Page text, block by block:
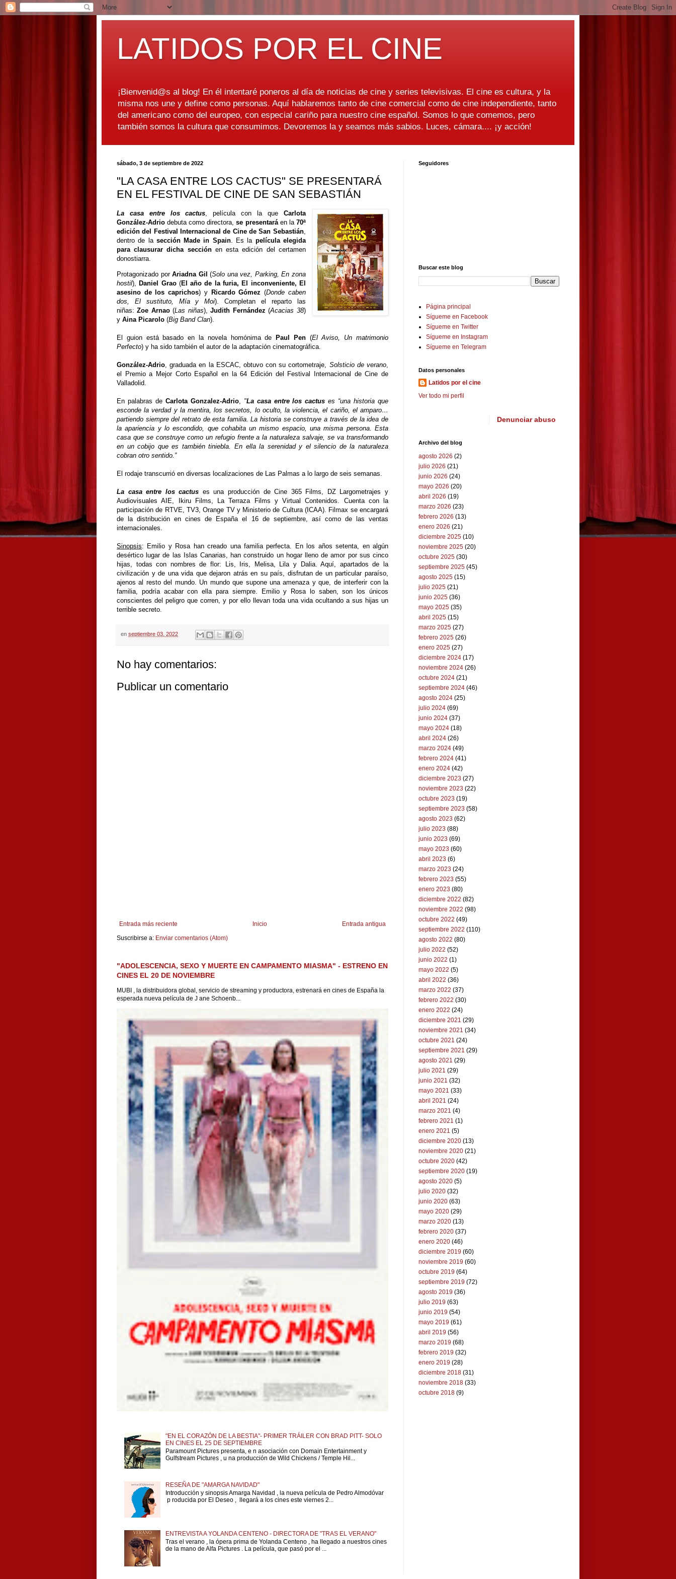
LATIDOS POR EL CINE
¡Bienvenid@s al blog! En él intentaré poneros al día de noticias de cine y series televisivas. El cine es cultura, y la
misma nos une y define como personas. Aquí hablaremos tanto de cine comercial como de cine independiente, tanto
del americano como del europeo, con especial cariño para nuestro cine español. Somos lo que comemos, pero
también somos la cultura que consumimos. Devoremos la y seamos más sabios. Luces, cámara.... ¡y acción!
sábado, 3 de septiembre de 2022
"LA CASA ENTRE LOS CACTUS" SE PRESENTARÁ
EN EL FESTIVAL DE CINE DE SAN SEBASTIÁN
La casa entre los cactus, película con la que Carlota
González-Adrio debuta como directora,se presentaráen la 70ª
edición del Festival Internacional de Cine de San Sebastián,
dentro de la sección Made in Spain. Es la película elegida
para clausurar dicha secciónen esta edición del certamen
donostiarra.
Protagonizado porAriadna Gil (Solo una vez, Parking, En zona
hostil), Daniel Grao(El año de la furia, El inconveniente, El
asesino de los caprichos) y Ricardo Gómez (Donde caben
dos, El sustituto, Mía y Moi). Completan el reparto las
niñas:Zoe Arnao(Las niñas),Judith Fernández (Acacias 38)
y Aina Picarolo (Big Band Clan).
El guion está basado en la novela homónima de Paul Pen(El Aviso, Un matrimonio
Perfecto) y ha sido también el autor de la adaptación cinematográfica.
González-Adrio, graduada en la ESCAC, obtuvo con su cortometraje, Solsticio de verano,
el Premio a Mejor Corto Español en la 64 Edición del Festival Internacional de Cine de
Valladolid.
En palabras de Carlota Gonzalez-Adrio, "La casa entre los cactus es “una historia que
esconde la verdad y la mentira, los secretos, lo oculto, la violencia, el cariño, el amparo…
partiendo siempre del retrato de esta familia. La historia se construye a través de la idea de
la apariencia y lo escondido, que cohabita un mismo espacio, una misma persona. Esta
casa que se construye como un refugio frente a la naturaleza salvaje, se va transformando
en un cobijo que es también tiniebla. En ella la serenidad y el silencio de la naturaleza
cobran otro sentido.”
El rodaje transcurrió en diversas localizaciones de Las Palmas a lo largo de seis semanas.
La casa entre los cactus es una producción de Cine 365 Films, DZ Largometrajes y
Audiovisuales AIE, Ikiru Films, La Terraza Films y Virtual Contenidos. Cuenta con la
participación de RTVE, TV3, Orange TV y Ministerio de Cultura (ICAA). Filmax se encargará
de la distribución en cines de España el 16 de septiembre, así como de las ventas
internacionales.
Sinopsis: Emilio y Rosa han creado una familia perfecta. En los años setenta, en algún
desértico lugar de las Islas Canarias, han construido un hogar lleno de amor por sus cinco
hijas, todas con nombres de flor: Lis, Iris, Melisa, Lila y Dalia. Aquí, apartados de la
civilización y de una vida que dejaron atrás en su país, disfrutan de un particular paraíso,
ajenos al resto del mundo. Un mundo que supone una amenaza y que, de interferir con la
familia, podría acabar con ella para siempre. Emilio y Rosa lo saben, son los únicos
conscientes del peligro que corren, y por ello llevan toda una vida ocultando a sus hijas un
terrible secreto.
en septiembre 03, 2022
No hay comentarios:
Publicar un comentario
Entrada más reciente Entrada antigua
Inicio
Suscribirse a: Enviar comentarios (Atom)
"ADOLESCENCIA, SEXO Y MUERTE EN CAMPAMENTO MIASMA" - ESTRENO EN
CINES EL 20 DE NOVIEMBRE
MUBI , la distribuidora global, servicio de streaming y productora, estrenará en cines de España la
esperada nueva película de J ane Schoenb...
"EN EL CORAZÓN DE LA BESTIA"- PRIMER TRÁILER CON BRAD PITT- SOLO
EN CINES EL 25 DE SEPTIEMBRE
Paramount Pictures presenta, e n asociación con Domain Entertainment y
Gulfstream Pictures , u na producción de Wild Chickens / Temple Hil...
RESEÑA DE "AMARGA NAVIDAD"
Introducción y sinopsis Amarga Navidad , la nueva película de Pedro Almodóvar
p roducida por El Deseo , llegará a los cines este viernes 2...
ENTREVISTA A YOLANDA CENTENO - DIRECTORA DE "TRAS EL VERANO"
Tras el verano , la ópera prima de Yolanda Centeno , ha llegado a nuestros cines
de la mano de Alfa Pictures . La película, que pasó por el ...
Seguidores
Buscar este blog
Página principal
Sígueme en Facebook
Sígueme en Twitter
Sígueme en Instagram
Sígueme en Telegram
Datos personales
Latidos por el cine
Ver todo mi perfil
Denunciar abuso
Archivo del blog
agosto 2026 (2)
julio 2026 (21)
junio 2026 (24)
mayo 2026 (20)
abril 2026 (19)
marzo 2026 (23)
febrero 2026 (13)
enero 2026 (21)
diciembre 2025 (10)
noviembre 2025 (20)
octubre 2025 (30)
septiembre 2025 (45)
agosto 2025 (15)
julio 2025 (21)
junio 2025 (36)
mayo 2025 (35)
abril 2025 (15)
marzo 2025 (27)
febrero 2025 (26)
enero 2025 (27)
diciembre 2024 (17)
noviembre 2024 (26)
octubre 2024 (21)
septiembre 2024 (46)
agosto 2024 (25)
julio 2024 (69)
junio 2024 (37)
mayo 2024 (18)
abril 2024 (26)
marzo 2024 (49)
febrero 2024 (41)
enero 2024 (42)
diciembre 2023 (27)
noviembre 2023 (22)
octubre 2023 (19)
septiembre 2023 (58)
agosto 2023 (62)
julio 2023 (88)
junio 2023 (69)
mayo 2023 (60)
abril 2023 (6)
marzo 2023 (24)
febrero 2023 (55)
enero 2023 (80)
diciembre 2022 (82)
noviembre 2022 (98)
octubre 2022 (49)
septiembre 2022 (110)
agosto 2022 (80)
julio 2022 (52)
junio 2022 (1)
mayo 2022 (5)
abril 2022 (36)
marzo 2022 (37)
febrero 2022 (30)
enero 2022 (24)
diciembre 2021 (29)
noviembre 2021 (34)
octubre 2021 (24)
septiembre 2021 (29)
agosto 2021 (29)
julio 2021 (29)
junio 2021 (32)
mayo 2021 (33)
abril 2021 (24)
marzo 2021 (4)
febrero 2021 (1)
enero 2021 (5)
diciembre 2020 (13)
noviembre 2020 (21)
octubre 2020 (42)
septiembre 2020 (19)
agosto 2020 (5)
julio 2020 (32)
junio 2020 (63)
mayo 2020 (29)
marzo 2020 (13)
febrero 2020 (37)
enero 2020 (46)
diciembre 2019 (60)
noviembre 2019 (60)
octubre 2019 (64)
septiembre 2019 (72)
agosto 2019 (36)
julio 2019 (63)
junio 2019 (54)
mayo 2019 (61)
abril 2019 (56)
marzo 2019 (68)
febrero 2019 (32)
enero 2019 (28)
diciembre 2018 (31)
noviembre 2018 (33)
octubre 2018 (9)